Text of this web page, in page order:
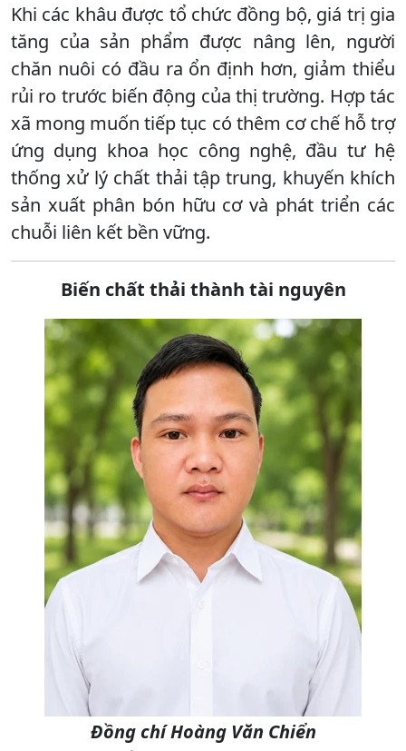
Khi các khâu được tổ chức đồng bộ, giá trị gia
tăng của sản phẩm được nâng lên, người
chăn nuôi có đầu ra ổn định hơn, giảm thiểu
rủi ro trước biến động của thị trường. Hợp tác
xã mong muốn tiếp tục có thêm cơ chế hỗ trợ
ứng dụng khoa học công nghệ, đầu tư hệ
thống xử lý chất thải tập trung, khuyến khích
sản xuất phân bón hữu cơ và phát triển các
chuỗi liên kết bền vững.
Biến chất thải thành tài nguyên
Đồng chí Hoàng Văn Chiển